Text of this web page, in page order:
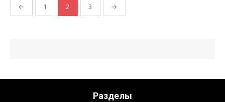
Пагинация
← 1 2 3 →
Разделы